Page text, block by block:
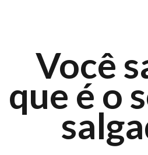
Você
que é o